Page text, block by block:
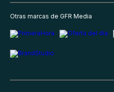
Otras marcas de GFR Media